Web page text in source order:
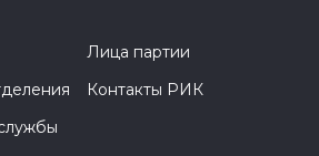
Лица партии
Контакты РИК